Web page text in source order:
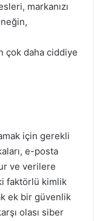
markanızı
çok daha ciddiye
için gerekli
e-posta
ve verilere
faktörlü kimlik
ek bir güvenlik
olası siber